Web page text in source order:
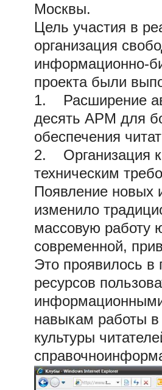
Москвы.
Цель участия в
организация
информационно-
проекта были
1. Расширение
десять АРМ для
обеспечения
2. Организация
техническим
Появление новых
изменило
массовую работу
современной,
Это проявилось в
ресурсов
информационными
навыкам работы
культуры